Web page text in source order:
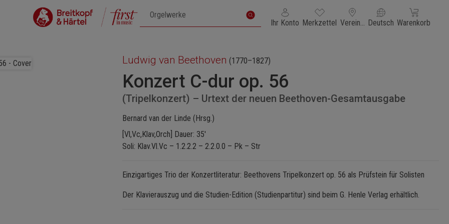
Ihr Konto Du hast 0 Produkte auf dem Merkzettel
Merkzettel Vereinigte Staaten von Amerika
Deutsch Warenkorb
Warenkorb
Ludwig van Beethoven (1770–1827)
Konzert C-dur op. 56
(Tripelkonzert) – Urtext der neuen Beethoven-Gesamtausgabe
Bernard van der Linde (Hrsg.)
[Vl,Vc,Klav,Orch] Dauer: 35'
Soli: Klav.Vl.Vc – 1.2.2.2 – 2.2.0.0 – Pk – Str
Einzigartiges Trio der Konzertliteratur: Beethovens Tripelkonzert op. 56 als Prüfstein für Solisten
Der Klavierauszug und die Studien-Edition (Studienpartitur) sind beim G. Henle Verlag erhältlich.